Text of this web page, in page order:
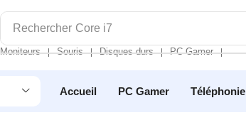
Rechercher Core i7
Moniteurs ❘ Souris ❘ Disques durs ❘ PC Gamer ❘
Accueil PC Gamer Téléphonie